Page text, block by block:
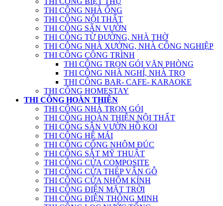
THI CÔNG NHÀ ỐNG
THI CÔNG NỘI THẤT
THI CÔNG SÂN VƯỜN
THI CÔNG TỪ ĐƯỜNG, NHÀ THỜ
THI CÔNG NHÀ XƯỞNG, NHÀ CÔNG NGHIỆP
THI CÔNG CÔNG TRÌNH
THI CÔNG TRỌN GÓI VĂN PHÒNG
THI CÔNG NHÀ NGHỈ, NHÀ TRỌ
THI CÔNG BAR- CAFE- KARAOKE
THI CÔNG HOMESTAY
THI CÔNG HOÀN THIỆN
THI CÔNG NHÀ TRỌN GÓI
THI CÔNG HOÀN THIỆN NỘI THẤT
THI CÔNG SÂN VƯỜN HỒ KOI
THI CÔNG HỆ MÁI
THI CÔNG CỔNG NHÔM ĐÚC
THI CÔNG SẮT MỸ THUẬT
THI CÔNG CỬA COMPOSITE
THI CÔNG CỬA THÉP VÂN GỖ
THI CÔNG CỬA NHÔM KÍNH
THI CÔNG ĐIỆN MẶT TRỜI
THI CÔNG ĐIỆN THÔNG MINH